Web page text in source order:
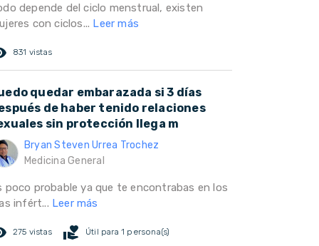
depende del ciclo menstrual, existen
con ciclos... Leer más
831 vistas
quedar embarazada si 3 días
de haber tenido relaciones
sin protección llega m
Bryan Steven Urrea Trochez
Medicina General
poco probable ya que te encontrabas en los
infért... Leer más
275 vistas volunteer_activism Útil para 1 persona(s)